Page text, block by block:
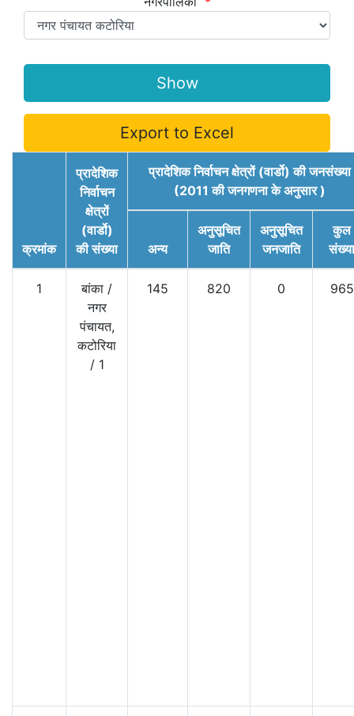
Export to Excel
क्रमांक
प्रादेशिक
निर्वाचन
क्षेत्रों
(वार्डो)
की संख्या
प्रादेशिक निर्वाचन क्षेत्रों (वार्डो) की जनसंख्या
(2011 की जनगणना के अनुसार )
अन्य
अनुसूचित
जाति
अनुसूचित
जनजाति
कुल
संख्या
1 बांका /
नगर
पंचायत,
कटोरिया
/ 1
145 820 0 965